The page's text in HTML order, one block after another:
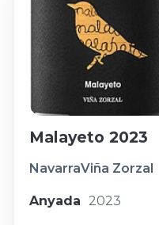
Malayeto 2023
NavarraViña Zorzal
Anyada 2023